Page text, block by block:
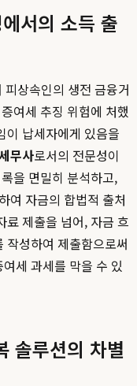
서의 소득 출
상속인의 생전 금융거
여세 추징 위험에 처했
이 납세자에게 있음을
무사로서의 전문성이
을 면밀히 분석하고,
여 자금의 합법적 출처
료 제출을 넘어, 자금 흐
작성하여 제출함으로써
세 과세를 막을 수 있
솔루션의 차별